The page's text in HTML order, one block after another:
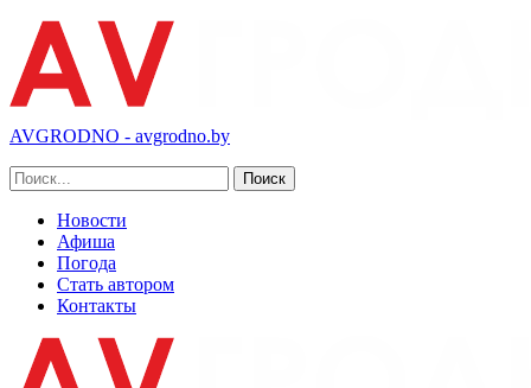
AVGRODNO - avgrodno.by
Новости
Афиша
Погода
Стать автором
Контакты